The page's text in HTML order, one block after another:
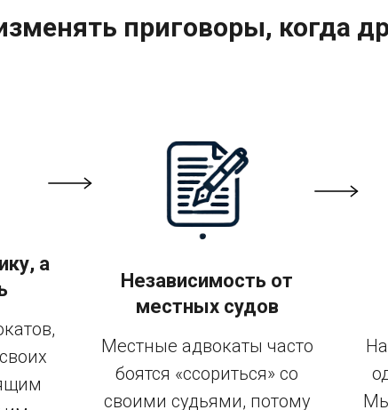
по всей
Суд • Председатель.Исправляем
смягчения или отмены
УСПЕХ
сейчас?
приговоры, когда
а
Независимость от
местных судов
Местные адвокаты часто
боятся «ссориться» со
своими судьями, потому